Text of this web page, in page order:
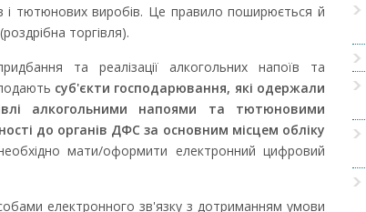
і тютюнових виробів. Це правило поширюється й
торгівля).
та реалізації алкогольних напоїв та
суб'єкти господарювання, які одержали
алкогольними напоями та тютюновими
до органів ДФС за основним місцем обліку
мати/оформити електронний цифровий
електронного зв'язку з дотриманням умови